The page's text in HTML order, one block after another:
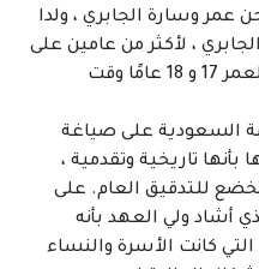
وسارة الجابري ، ولدا
، لأكثر من عامين على
الرغم من أنهما كانا يبلغان من العمر 17 و 18 عامًا وقت
السعودية على صياغة
تاريخية وتقدمية ،
تخضع للتدقيق العام. على
أشاد ولي العهد بأنه
كانت الأسرة والنساء